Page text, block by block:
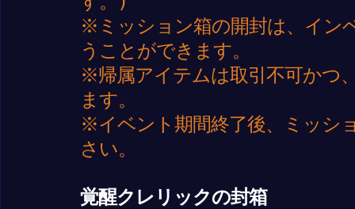
※ミッション箱の開封は、イン
うことができます。
※帰属アイテムは取引不可かつ
ます。
※イベント期間終了後、ミッシ
さい。
覚醒クレリックの封箱